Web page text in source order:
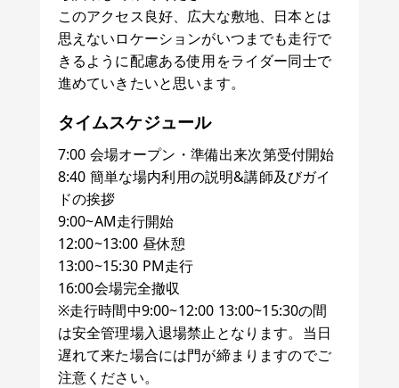
このアクセス良好、広大な敷地、日本とは
思えないロケーションがいつまでも走行で
きるように配慮ある使用をライダー同士で
進めていきたいと思います。
タイムスケジュール
7:00 会場オープン・準備出来次第受付開始
8:40 簡単な場内利用の説明&講師及びガイ
ドの挨拶
9:00~AM走行開始
12:00~13:00 昼休憩
13:00~15:30 PM走行
16:00会場完全撤収
※走行時間中9:00~12:00 13:00~15:30の間
は安全管理場入退場禁止となります。当日
遅れて来た場合には門が締まりますのでご
注意ください。